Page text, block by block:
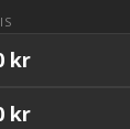
kr
kr